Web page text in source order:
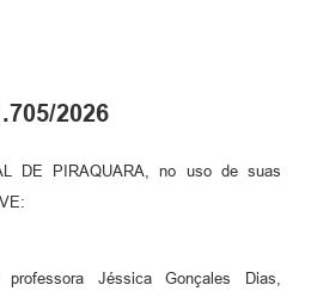
2026
DE PIRAQUARA, no uso de suas
Jéssica Gonçales Dias,